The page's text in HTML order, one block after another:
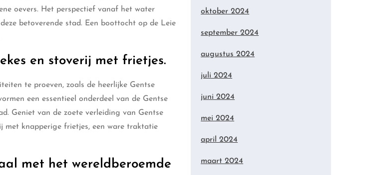
oevers. Het perspectief vanaf het water
betoverende stad. Een boottocht op de Leie
en stoverij met frietjes.
te proeven, zoals de heerlijke Gentse
een essentieel onderdeel van de Gentse
Geniet van de zoete verleiding van Gentse
met knapperige frietjes, een ware traktatie
met het wereldberoemde
oktober 2024
september 2024
augustus 2024
juli 2024
juni 2024
mei 2024
april 2024
maart 2024